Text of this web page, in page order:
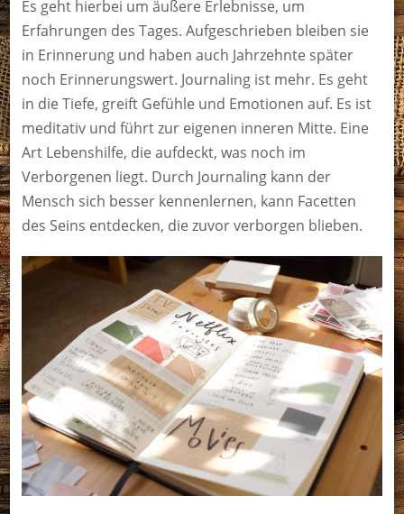
Es geht hierbei um äußere Erlebnisse, um
Erfahrungen des Tages. Aufgeschrieben bleiben sie
in Erinnerung und haben auch Jahrzehnte später
noch Erinnerungswert. Journaling ist mehr. Es geht
in die Tiefe, greift Gefühle und Emotionen auf. Es ist
meditativ und führt zur eigenen inneren Mitte. Eine
Art Lebenshilfe, die aufdeckt, was noch im
Verborgenen liegt. Durch Journaling kann der
Mensch sich besser kennenlernen, kann Facetten
des Seins entdecken, die zuvor verborgen blieben.